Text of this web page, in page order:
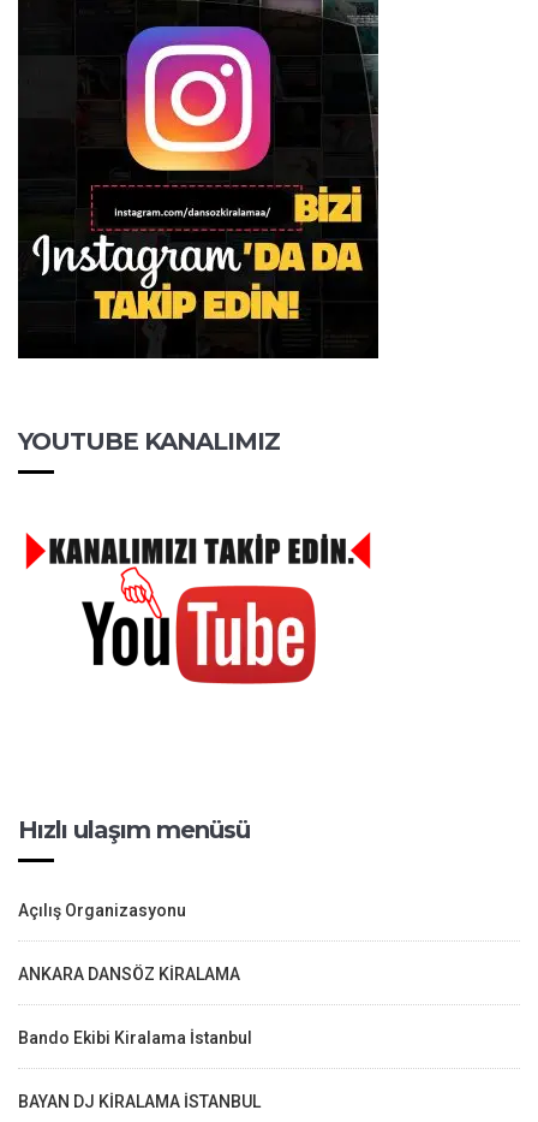
YOUTUBE KANALIMIZ
Hızlı ulaşım menüsü
Açılış Organizasyonu
ANKARA DANSÖZ KİRALAMA
Bando Ekibi Kiralama İstanbul
BAYAN DJ KİRALAMA İSTANBUL